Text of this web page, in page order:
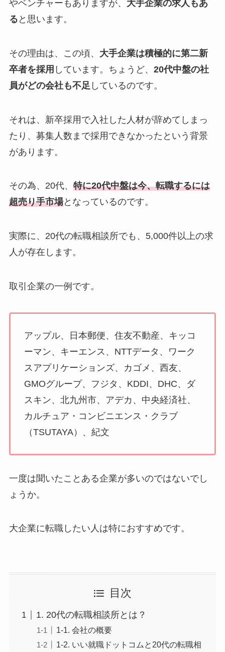
やベンチャーもありますが、 大手企業の求人もあ
る と思います。
その理由は、この頃、 大手企業は積極的に第二新
卒者を採用 しています。ちょうど、 20代中盤の社
員がどの会社も不足 しているのです。
それは、新卒採用で入社した人材が辞めてしまっ
たり、募集人数まで採用できなかったという背景
があります。
その為、20代、 特に20代中盤は今、転職するには
超売り手市場となっているのです。
実際に、20代の転職相談所でも、5,000件以上の求
人が存在します。
取引企業の一例です。
アップル、日本郵便、住友不動産、キッコ
ーマン、キーエンス、NTTデータ、ワーク
スアプリケーションズ、カゴメ、西友、
GMOグループ、フジタ、KDDI、DHC、ダ
スキン、北九州市、アデカ、中央経済社、
カルチュア・コンビニエンス・クラブ
（TSUTAYA）、紀文
一度は聞いたことある企業が多いのではないでし
ょうか。
大企業に転職したい人は特におすすめです。
目次
1. 20代の転職相談所とは？
1-1. 会社の概要
1-2. いい就職ドットコムと20代の転職相